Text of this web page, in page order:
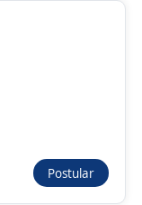
Postular